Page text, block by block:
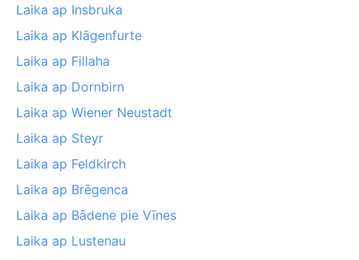
Laika ap Insbruka
Laika ap Klāgenfurte
Laika ap Fillaha
Laika ap Dornbirn
Laika ap Wiener Neustadt
Laika ap Steyr
Laika ap Feldkirch
Laika ap Brēgenca
Laika ap Bādene pie Vīnes
Laika ap Lustenau